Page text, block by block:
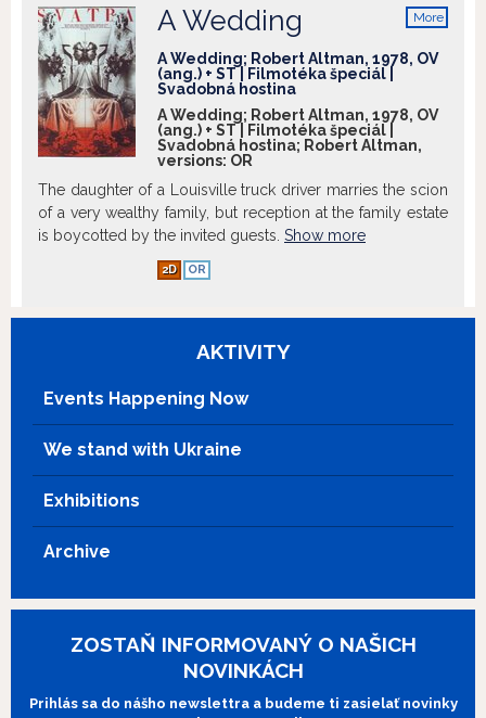
is confronted with spectres of Polish past. In the end a call
to arms is called but turns out to be a hoax.
Show more
More
A Wedding
A Wedding; Robert Altman, 1978, OV
(ang.) + ST | Filmotéka špeciál |
Svadobná hostina
A Wedding; Robert Altman, 1978, OV
(ang.) + ST | Filmotéka špeciál |
Svadobná hostina; Robert Altman,
versions: OR
The daughter of a Louisville truck driver marries the scion
of a very wealthy family, but reception at the family estate
is boycotted by the invited guests. Show more
2D OR
AKTIVITY
Events Happening Now
We stand with Ukraine
Exhibitions
Archive
ZOSTAŇ INFORMOVANÝ O NAŠICH
NOVINKÁCH
Prihlás sa do nášho newslettra a budeme ti zasielať novinky